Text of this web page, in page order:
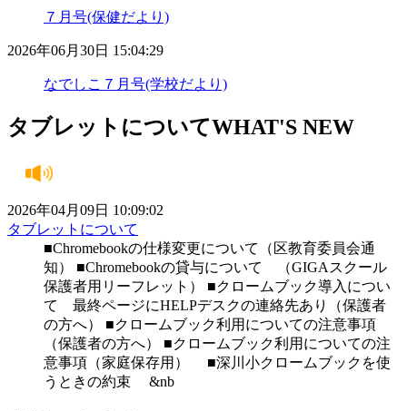
７月号(保健だより)
2026年06月30日 15:04:29
なでしこ７月号(学校だより)
タブレットについてWHAT'S NEW
2026年04月09日 10:09:02
タブレットについて
■Chromebookの仕様変更について（区教育委員会通
知） ■Chromebookの貸与について （GIGAスクール
保護者用リーフレット） ■クロームブック導入につい
て 最終ページにHELPデスクの連絡先あり（保護者
の方へ） ■クロームブック利用についての注意事項
（保護者の方へ） ■クロームブック利用についての注
意事項（家庭保存用） ■深川小クロームブックを使
うときの約束 &nb